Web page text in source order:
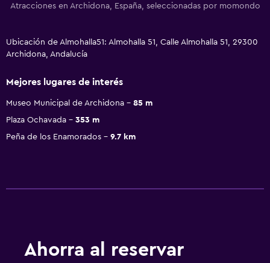
Atracciones en Archidona, España, seleccionadas por momondo
Ubicación de Almohalla51: Almohalla 51, Calle Almohalla 51, 29300
Archidona, Andalucía
Mejores lugares de interés
Museo Municipal de Archidona
85 m
Plaza Ochavada
353 m
Peña de los Enamorados
9.7 km
Ahorra al reservar